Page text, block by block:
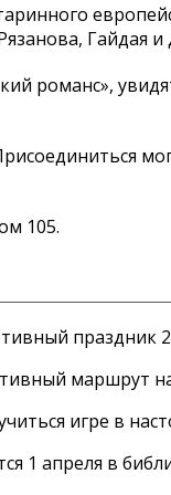
Гайдая и
романс»,
105.
праздник
маршрут
игре в
1 апреля в